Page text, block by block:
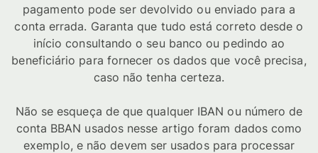
pagamento pode ser devolvido ou enviado para a
conta errada. Garanta que tudo está correto desde o
início consultando o seu banco ou pedindo ao
beneficiário para fornecer os dados que você precisa,
caso não tenha certeza.
Não se esqueça de que qualquer IBAN ou número de
conta BBAN usados nesse artigo foram dados como
exemplo, e não devem ser usados para processar